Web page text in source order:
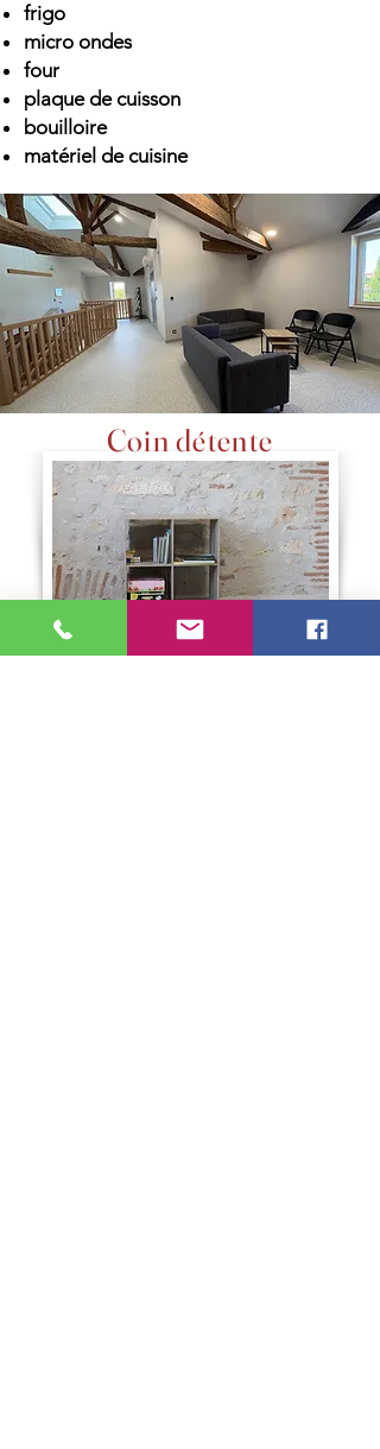
frigo
micro ondes
four
plaque de cuisson
bouilloire
matériel de cuisine
Coin détente